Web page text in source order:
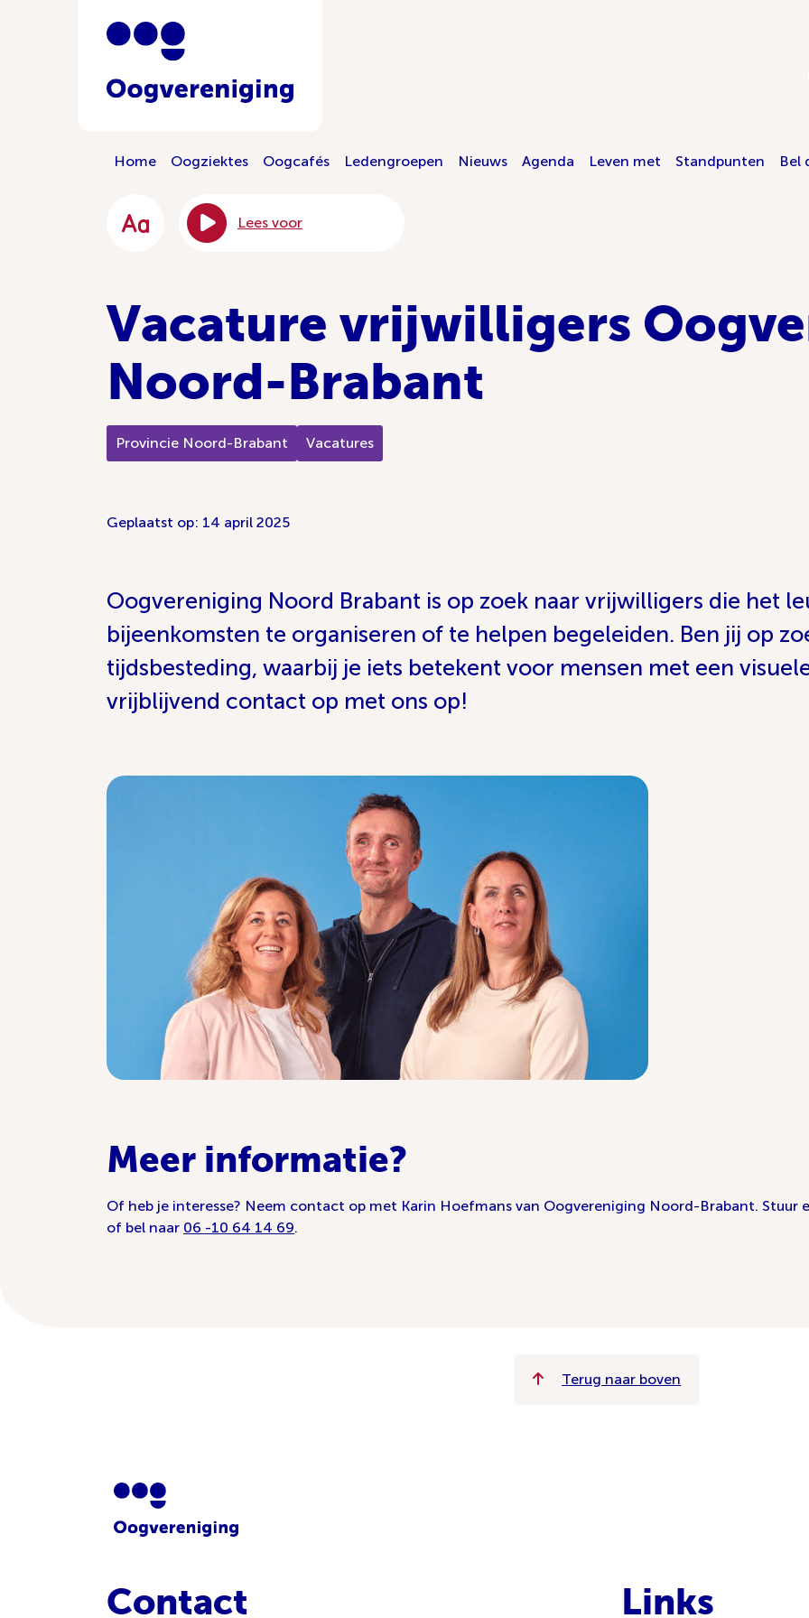
Home Oogziektes Oogcafés Ledengroepen Nieuws Agenda Leven met Standpunten Bel
Lees voor
Vacature vrijwilligers
Noord-Brabant
Provincie Noord-Brabant Vacatures
Geplaatst op: 14 april 2025
Oogvereniging Noord Brabant is op zoek naar vrijwilligers die het
bijeenkomsten te organiseren of te helpen begeleiden. Ben jij op
tijdsbesteding, waarbij je iets betekent voor mensen met een
vrijblijvend contact op met ons op!
Meer informatie?
Of heb je interesse? Neem contact op met Karin Hoefmans van Oogvereniging Noord-Brabant. Stuur
of bel naar 06 -10 64 14 69.
Terug naar boven
Contact Links